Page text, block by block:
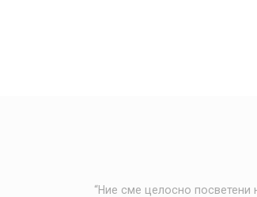
“Ние сме целосно посветени